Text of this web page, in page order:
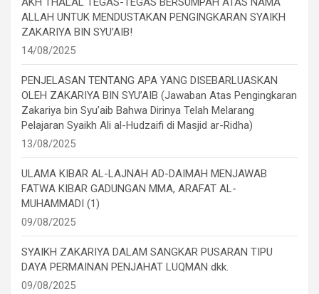
ALLAH UNTUK MENDUSTAKAN PENGINGKARAN SYAIKH
ZAKARIYA BIN SYU’AIB!
14/08/2025
PENJELASAN TENTANG APA YANG DISEBARLUASKAN
OLEH ZAKARIYA BIN SYU’AIB (Jawaban Atas Pengingkaran
Zakariya bin Syu’aib Bahwa Dirinya Telah Melarang
Pelajaran Syaikh Ali al-Hudzaifi di Masjid ar-Ridha)
13/08/2025
ULAMA KIBAR AL-LAJNAH AD-DAIMAH MENJAWAB
FATWA KIBAR GADUNGAN MMA, ARAFAT AL-
MUHAMMADI (1)
09/08/2025
SYAIKH ZAKARIYA DALAM SANGKAR PUSARAN TIPU
DAYA PERMAINAN PENJAHAT LUQMAN dkk.
09/08/2025